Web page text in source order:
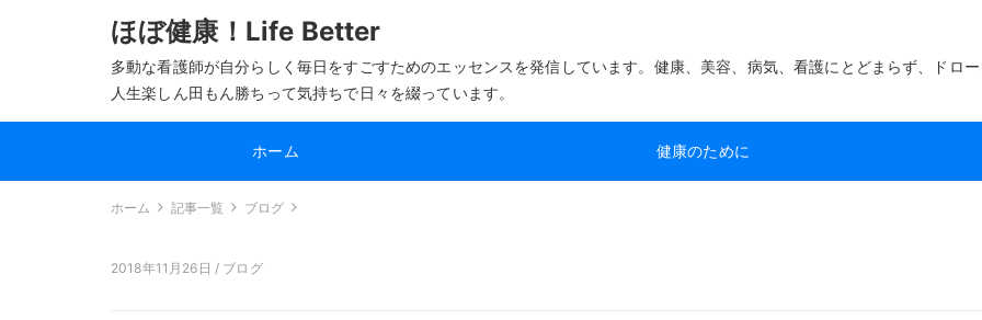
ほぼ健康！Life Better
多動な看護師が自分らしく毎日をすごすためのエッセンスを発信しています。健康、美容、病気、看護にとどまらず、ドロ
人生楽しん田もん勝ちって気持ちで日々を綴っています。
ホーム 健康のために
ホーム 記事一覧 ブログ
2018年11月26日 / ブログ